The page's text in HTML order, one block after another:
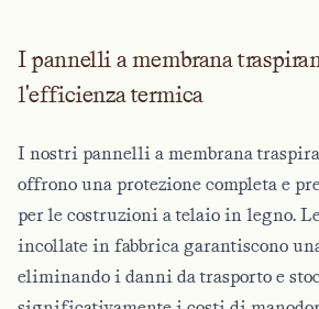
I pannelli a membrana
l'efficienza termica
I nostri pannelli a membrana
offrono una protezione completa e
per le costruzioni a telaio in legno.
incollate in fabbrica garantiscono
eliminando i danni da trasporto e